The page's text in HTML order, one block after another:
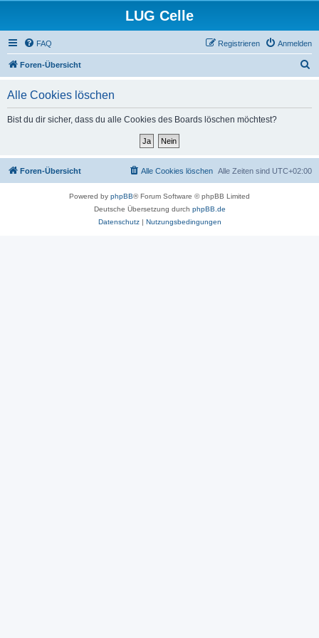
LUG Celle
FAQ Anmelden
Registrieren
Foren-Übersicht
Alle Cookies löschen
Bist du dir sicher, dass du alle Cookies des Boards löschen möchtest?
Foren-Übersicht Alle Zeiten sind UTC+02:00
Alle Cookies löschen
Powered by phpBB® Forum Software © phpBB Limited
Deutsche Übersetzung durch phpBB.de
Datenschutz| Nutzungsbedingungen